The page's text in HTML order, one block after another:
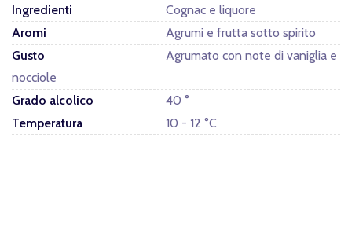
Ingredienti
Cognac e liquore
Aromi
Agrumi e frutta sotto spirito
Gusto
Agrumato con note di vaniglia e
nocciole
Grado alcolico
40 °
Temperatura
10 - 12 °C